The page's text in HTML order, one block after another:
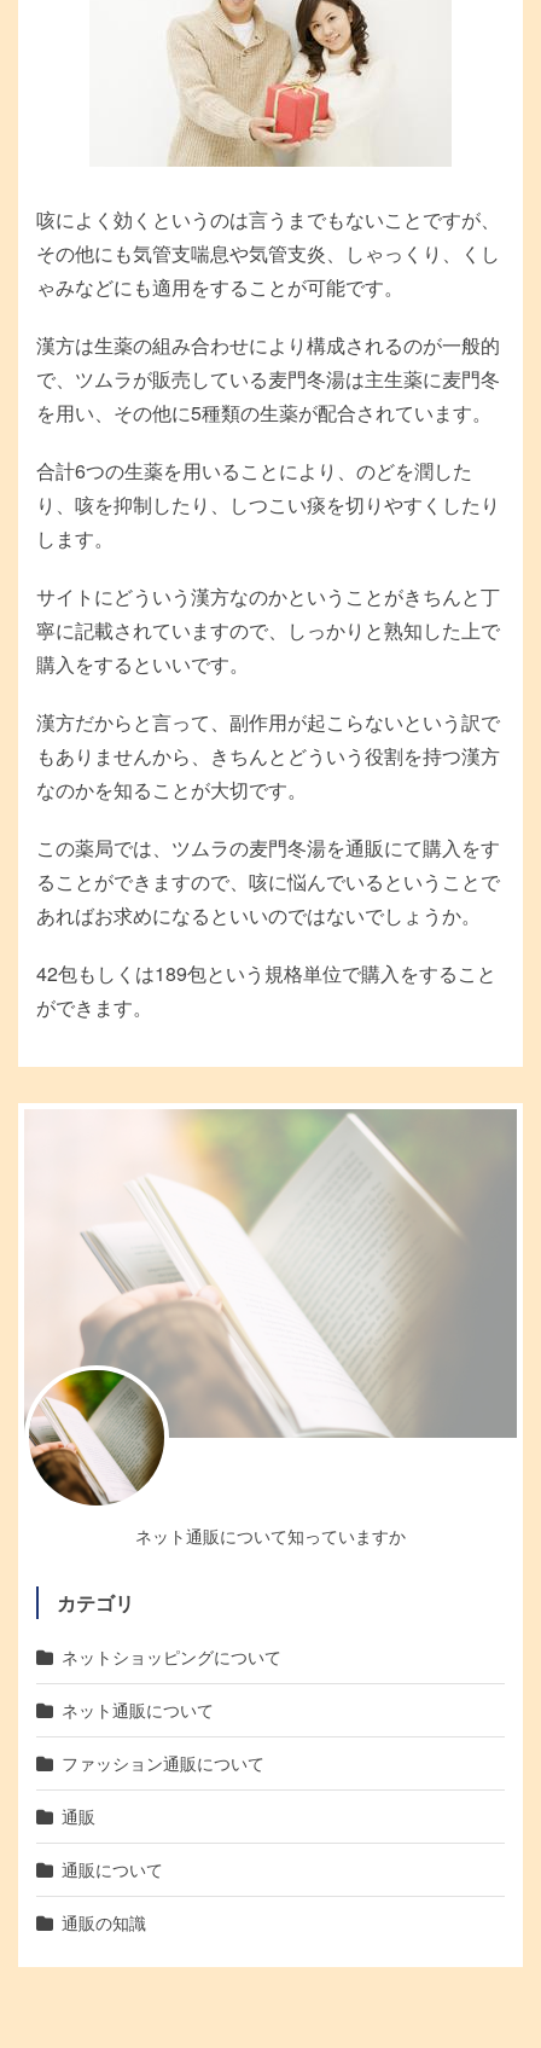
咳によく効くというのは言うまでもないことですが、
その他にも気管支喘息や気管支炎、しゃっくり、くし
ゃみなどにも適用をすることが可能です。
漢方は生薬の組み合わせにより構成されるのが一般的
で、ツムラが販売している麦門冬湯は主生薬に麦門冬
を用い、その他に5種類の生薬が配合されています。
合計6つの生薬を用いることにより、のどを潤した
り、咳を抑制したり、しつこい痰を切りやすくしたり
します。
サイトにどういう漢方なのかということがきちんと丁
寧に記載されていますので、しっかりと熟知した上で
購入をするといいです。
漢方だからと言って、副作用が起こらないという訳で
もありませんから、きちんとどういう役割を持つ漢方
なのかを知ることが大切です。
この薬局では、ツムラの麦門冬湯を通販にて購入をす
ることができますので、咳に悩んでいるということで
あればお求めになるといいのではないでしょうか。
42包もしくは189包という規格単位で購入をすること
ができます。
ネット通販について知っていますか
カテゴリ
ネットショッピングについて
ネット通販について
ファッション通販について
通販
通販について
通販の知識